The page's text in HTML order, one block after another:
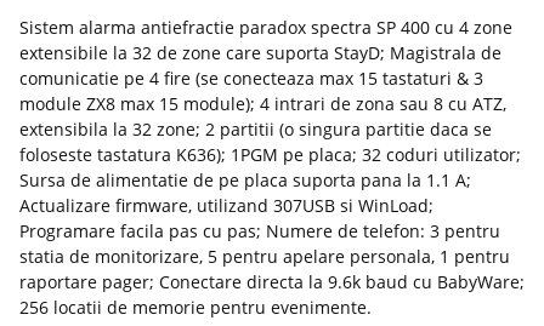
Sistem alarma antiefractie paradox spectra SP 400 cu 4 zone
extensibile la 32 de zone care suporta StayD; Magistrala de
comunicatie pe 4 fire (se conecteaza max 15 tastaturi & 3
module ZX8 max 15 module); 4 intrari de zona sau 8 cu ATZ,
extensibila la 32 zone; 2 partitii (o singura partitie daca se
foloseste tastatura K636); 1PGM pe placa; 32 coduri utilizator;
Sursa de alimentatie de pe placa suporta pana la 1.1 A;
Actualizare firmware, utilizand 307USB si WinLoad;
Programare facila pas cu pas; Numere de telefon: 3 pentru
statia de monitorizare, 5 pentru apelare personala, 1 pentru
raportare pager; Conectare directa la 9.6k baud cu BabyWare;
256 locatii de memorie pentru evenimente.